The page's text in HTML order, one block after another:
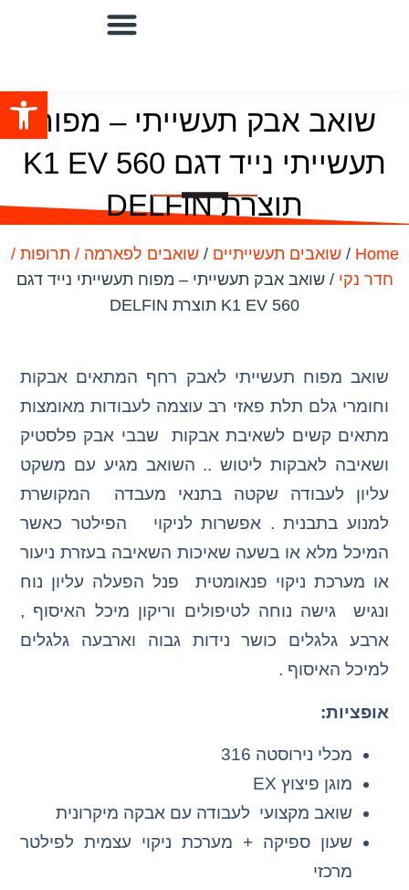
שואב אבק תעשייתי – מפוח
תעשייתי נייד דגם K1 EV 560
תוצרת DELFIN
Home
/שואבים תעשייתיים /שואבים לפארמה / תרופות /
חדר נקי / שואב אבק תעשייתי – מפוח תעשייתי נייד דגם
K1 EV 560 תוצרת DELFIN
שואב מפוח תעשייתי לאבק רחף המתאים אבקות
וחומרי גלם תלת פאזי רב עוצמה לעבודות מאומצות
מתאים קשים לשאיבת אבקות שבבי אבק פלסטיק
ושאיבה לאבקות ליטוש .. השואב מגיע עם משקט
עליון לעבודה שקטה בתנאי מעבדה המקושרת
למנוע בתבנית . אפשרות לניקוי הפילטר כאשר
המיכל מלא או בשעה שאיכות השאיבה בעזרת ניעור
או מערכת ניקוי פנאומטית פנל הפעלה עליון נוח
ונגיש גישה נוחה לטיפולים וריקון מיכל האיסוף ,
ארבע גלגלים כושר נידות גבוה וארבעה גלגלים
למיכל האיסוף .
אופציות:
מכלי נירוסטה 316
מוגן פיצוץ EX
שואב מקצועי לעבודה עם אבקה מיקרונית
שעון ספיקה + מערכת ניקוי עצמית לפילטר
מרכזי
פתח